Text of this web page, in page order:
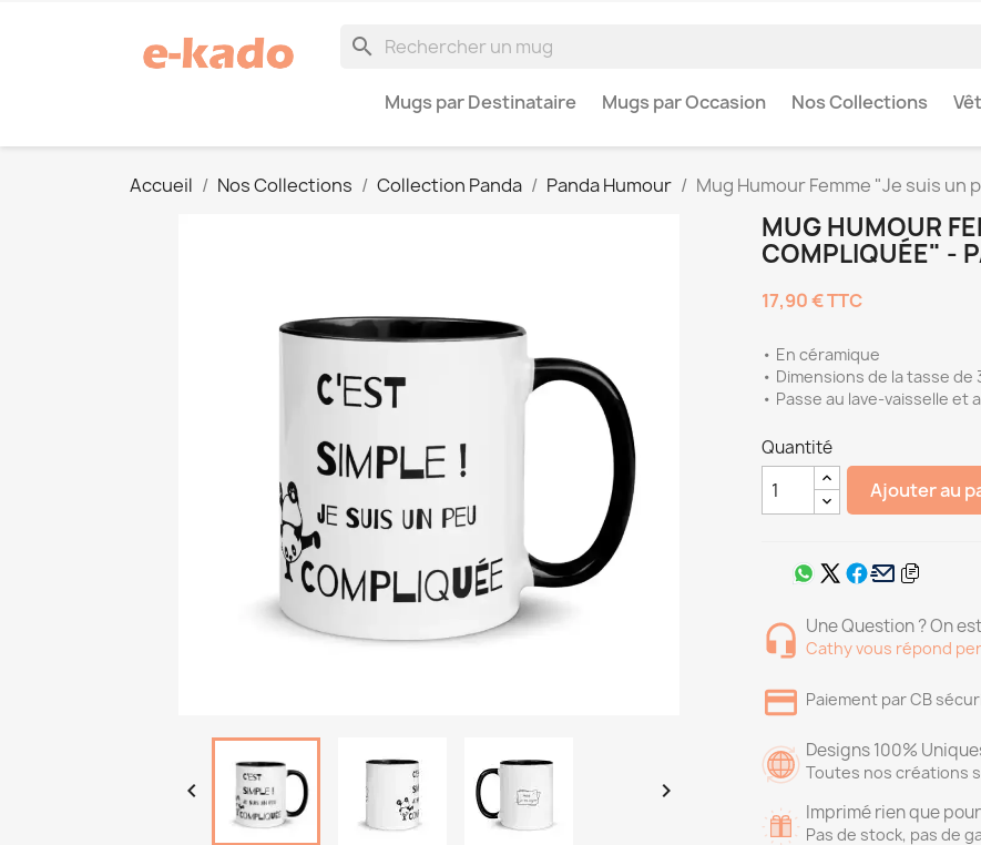
search
Mugs par Destinataire Mugs par Occasion Nos Collections
Accueil Nos Collections Collection Panda Panda Humour Mug Humour Femme "Je suis un
 
MUG HUMOUR
COMPLIQUÉE" -
17,90 €TTC
• En céramique
• Dimensions de la tasse de
• Passe au lave-vaisselle et
Quantité
Ajouter au
Une Question ? On
Cathy vous répond
Paiement par CB
Designs 100%
Toutes nos créations
Imprimé rien que
Pas de stock, pas de